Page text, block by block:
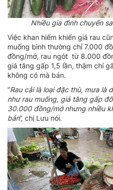
Nhiều gia đình chuyển
Việc khan hiếm khiến giá rau
muống bình thường chỉ 7.000
đồng/mớ, rau ngót từ 8.000
giá tăng gấp 1,5 lần, thậm chí
không có mà bán.
“Raucải là loại đặc thù, mưa là
như rau muống, giá tăng gấp
30.000 đồng/mớ nhưng nhiều
bán”, chị Lưu nói.